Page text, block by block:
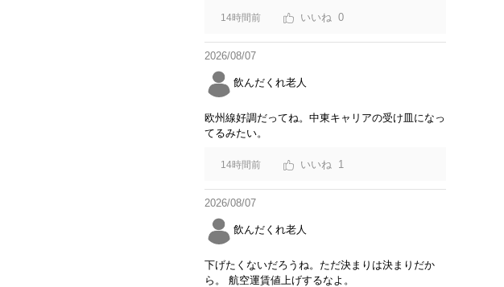
14時間前 0
2026/08/07
飲んだくれ老人
欧州線好調だってね。中東キャリアの受け皿になっ
てるみたい。
14時間前 1
2026/08/07
飲んだくれ老人
下げたくないだろうね。ただ決まりは決まりだか
ら。 航空運賃値上げするなよ。